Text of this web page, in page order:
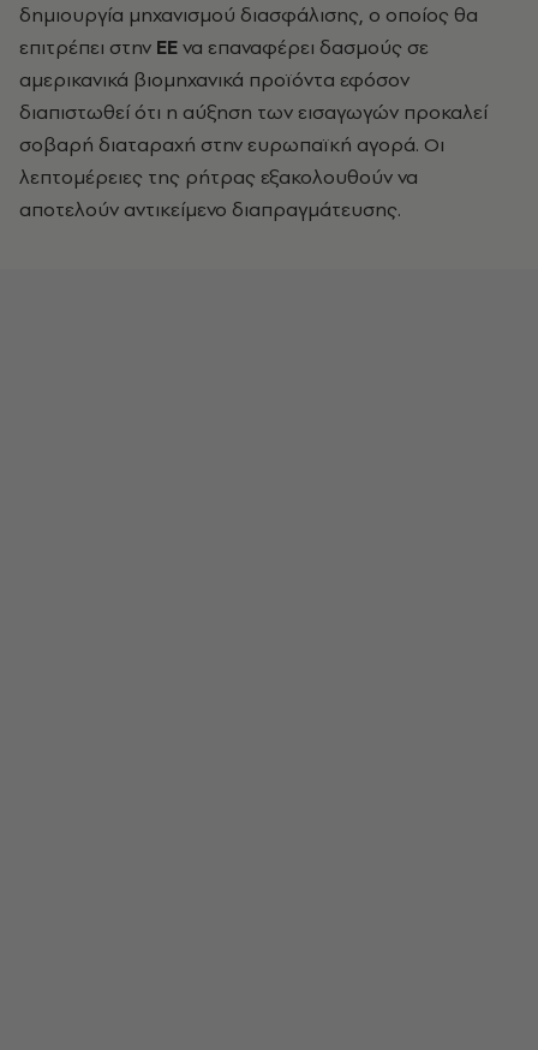
δημιουργία μηχανισμού διασφάλισης, ο οποίος θα
επιτρέπει στην ΕΕνα επαναφέρει δασμούς σε
αμερικανικά βιομηχανικά προϊόντα εφόσον
διαπιστωθεί ότι η αύξηση των εισαγωγών προκαλεί
σοβαρή διαταραχή στην ευρωπαϊκή αγορά. Οι
λεπτομέρειες της ρήτρας εξακολουθούν να
αποτελούν αντικείμενο διαπραγμάτευσης.